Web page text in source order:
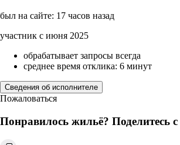
был на сайте: 17 часов назад
участник с июня 2025
обрабатывает запросы всегда
среднее время отклика: 6 минут
Сведения об исполнителе
Пожаловаться
Понравилось жильё? Поделитесь